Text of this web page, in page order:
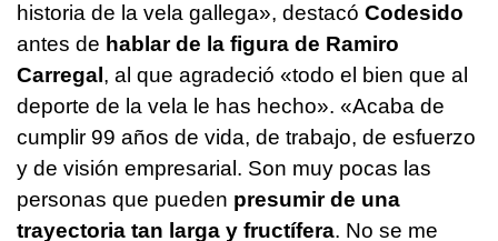
historia de la vela gallega», destacó Codesido
antes de hablar de la figura de Ramiro
Carregal , al que agradeció «todo el bien que al
deporte de la vela le has hecho». «Acaba de
cumplir 99 años de vida, de trabajo, de esfuerzo
y de visión empresarial. Son muy pocas las
personas que pueden presumir de una
trayectoria tan larga y fructífera. No se me